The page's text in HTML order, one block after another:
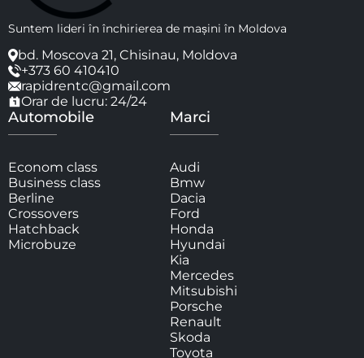
Suntem lideri în închirierea de mașini în Moldova
bd. Moscova 21, Chisinau, Moldova
+373 60 410410
rapidrentc@gmail.com
Orar de lucru: 24/24
Automobile
Econom class
Business class
Berline
Crossovers
Hatchback
Microbuze
Marci
Audi
Bmw
Dacia
Ford
Honda
Hyundai
Kia
Mercedes
Mitsubishi
Porsche
Renault
Skoda
Toyota